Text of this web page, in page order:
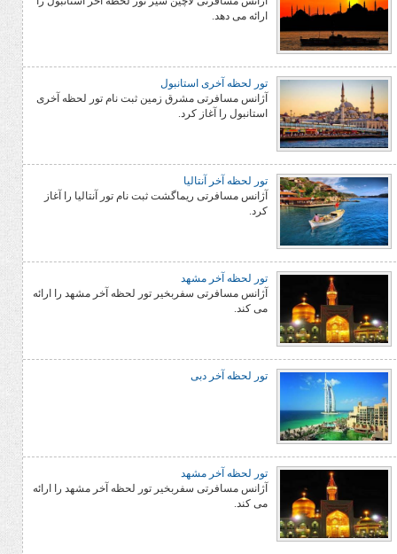
ارائه می دهد.
تور لحظه آخری استانبول
آژانس مسافرتی مشرق زمین ثبت نام تور لحظه آخری
استانبول را آغاز کرد.
تور لحظه آخر آنتالیا
آژانس مسافرتی ریماگشت ثبت نام تور آنتالیا را آغاز
کرد.
تور لحظه آخر مشهد
آژانس مسافرتی سفربخیر تور لحظه آخر مشهد را ارائه
می کند.
تور لحظه آخر دبی
تور لحظه آخر مشهد
آژانس مسافرتی سفربخیر تور لحظه آخر مشهد را ارائه
می کند.